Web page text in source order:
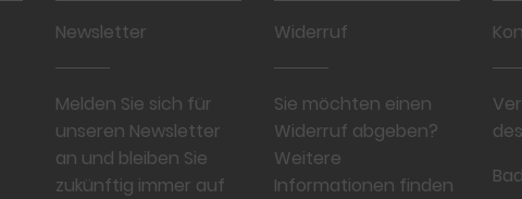
Newsletter
Melden Sie sich für
unseren Newsletter
an und bleiben Sie
zukünftig immer auf
Widerruf
Sie möchten einen
Widerruf abgeben?
Weitere
Informationen finden